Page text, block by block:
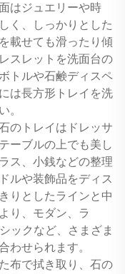
はジュエリーや時
く、しっかりとした
載せても滑ったり傾
スレットを洗面台の
トルや石鹸ディスペ
は長方形トレイを洗
。
のトレイはドレッサ
ーブルの上でも美し
ス、小銭などの整理
ルや装飾品をディス
りとしたラインと中
り、モダン、ラ
ックなど、さまざま
わせられます。
布で拭き取り、石の